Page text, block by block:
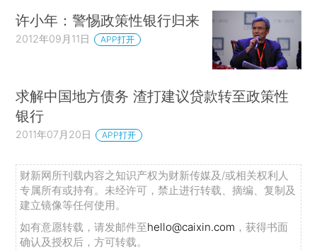
许小年：警惕政策性银行归来
2012年09月11日 APP打开
求解中国地方债务 渣打建议贷款转至政策性
银行
2011年07月20日 APP打开
财新网所刊载内容之知识产权为财新传媒及/或相关权利人
专属所有或持有。未经许可，禁止进行转载、摘编、复制及
建立镜像等任何使用。
如有意愿转载，请发邮件至hello@caixin.com ，获得书面
确认及授权后，方可转载。